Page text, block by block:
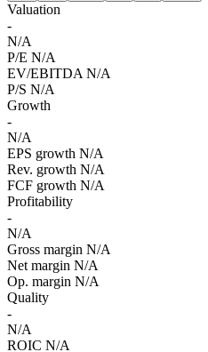
Valuation
-
N/A
P/E N/A
EV/EBITDA N/A
P/S N/A
Growth
-
N/A
EPS growth N/A
Rev. growth N/A
FCF growth N/A
Profitability
-
N/A
Gross margin N/A
Net margin N/A
Op. margin N/A
Quality
-
N/A
ROIC N/A